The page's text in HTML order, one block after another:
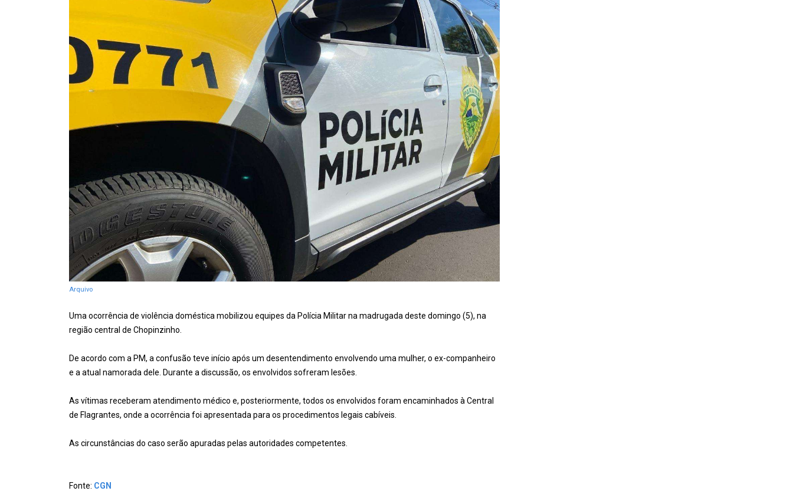
Arquivo
Uma ocorrência de violência doméstica mobilizou equipes da Polícia Militar na madrugada deste domingo (5), na
região central de Chopinzinho.
De acordo com a PM, a confusão teve início após um desentendimento envolvendo uma mulher, o ex-companheiro
e a atual namorada dele. Durante a discussão, os envolvidos sofreram lesões.
As vítimas receberam atendimento médico e, posteriormente, todos os envolvidos foram encaminhados à Central
de Flagrantes, onde a ocorrência foi apresentada para os procedimentos legais cabíveis.
As circunstâncias do caso serão apuradas pelas autoridades competentes.
Fonte: CGN